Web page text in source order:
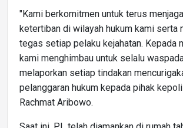
"Kami berkomitmen untuk terus
ketertiban di wilayah hukum kami serta
tegas setiap pelaku kejahatan. Kepada
kami menghimbau untuk selalu
melaporkan setiap tindakan
pelanggaran hukum kepada pihak
Rachmat Aribowo.